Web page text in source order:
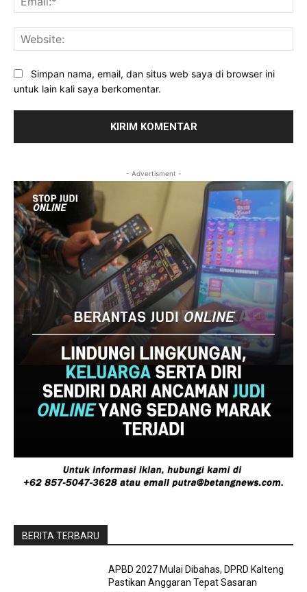
Simpan nama, email, dan situs web saya di browser ini
untuk lain kali saya berkomentar.
- Advertisment -
BERITA TERBARU
APBD 2027 Mulai Dibahas, DPRD Kalteng
Pastikan Anggaran Tepat Sasaran